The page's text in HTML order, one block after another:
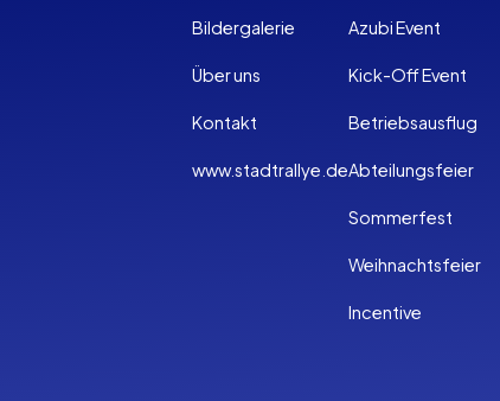
Bildergalerie
Über uns
Kontakt
www.stadtrallye.de
Azubi Event
Kick-Off Event
Betriebsausflug
Abteilungsfeier
Sommerfest
Weihnachtsfeier
Incentive